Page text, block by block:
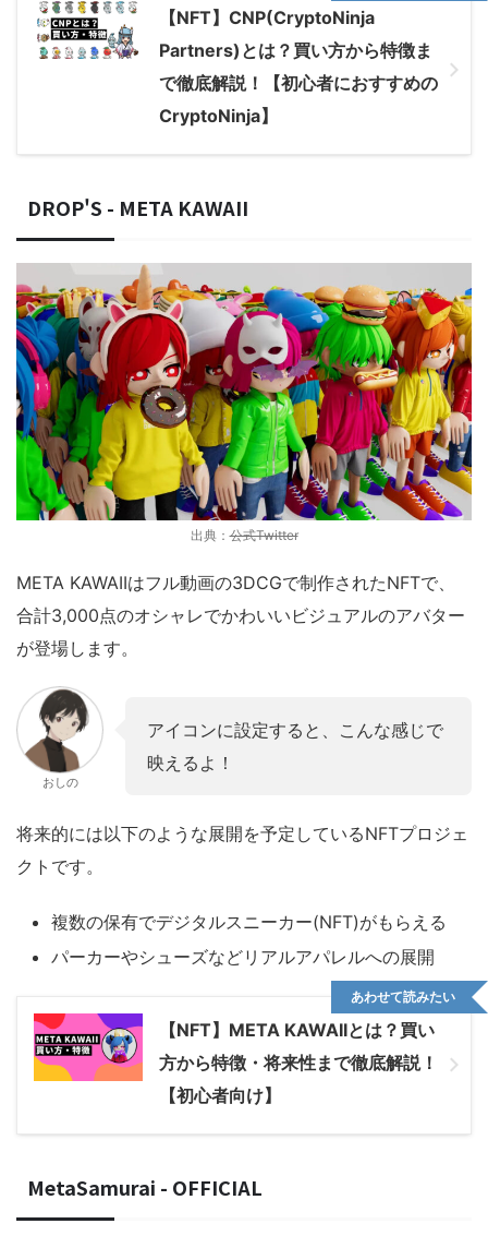
【NFT】CNP(CryptoNinja
Partners)とは？買い方から特徴ま
で徹底解説！【初心者におすすめの
CryptoNinja】
DROP'S - META KAWAII
出典：公式Twitter
META KAWAIIはフル動画の3DCGで制作されたNFTで、
合計3,000点のオシャレでかわいいビジュアルのアバター
が登場します。
おしの
アイコンに設定すると、こんな感じで
映えるよ！
将来的には以下のような展開を予定しているNFTプロジェ
クトです。
複数の保有でデジタルスニーカー(NFT)がもらえる
パーカーやシューズなどリアルアパレルへの展開
【NFT】META KAWAIIとは？買い
方から特徴・将来性まで徹底解説！
【初心者向け】
あわせて読みたい
MetaSamurai - OFFICIAL